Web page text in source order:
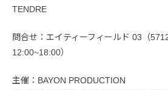
TENDRE
問合せ：エイティーフィールド 03（
12:00~18:00）
主催：BAYON PRODUCTION